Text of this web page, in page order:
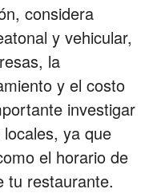
considera
y vehicular,
la
y el costo
investigar
ya que
el horario de
tu restaurante.